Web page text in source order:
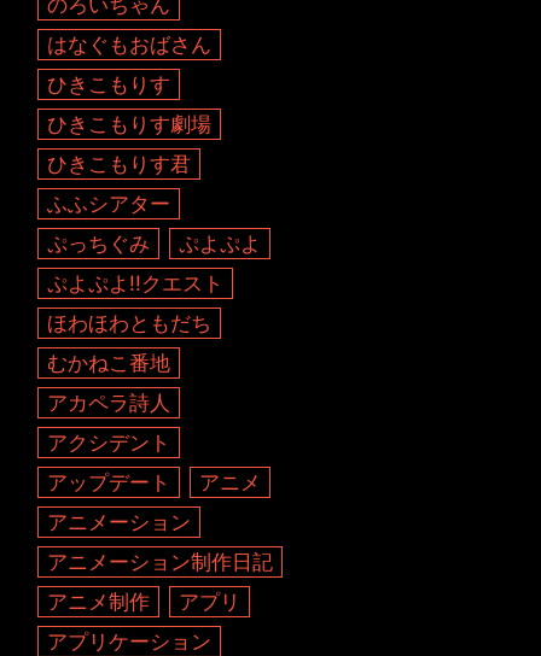
はなぐもおばさん
ひきこもりす
ひきこもりす劇場
ひきこもりす君
ふふシアター
ぷっちぐみ
ぷよぷよ
ぷよぷよ!!クエスト
ほわほわともだち
むかねこ番地
アカペラ詩人
アクシデント
アップデート
アニメ
アニメーション
アニメーション制作日記
アニメ制作
アプリ
アプリケーション